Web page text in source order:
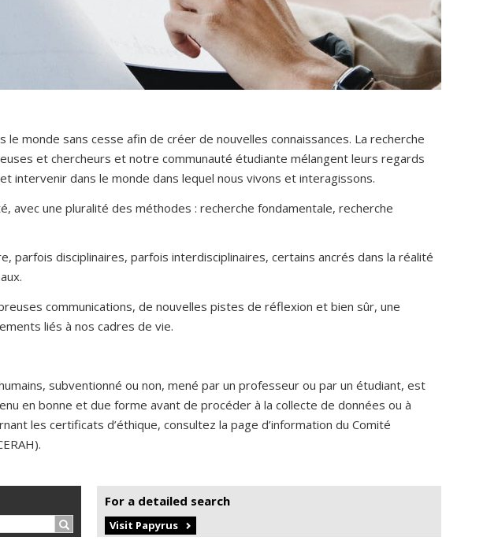
le monde sans cesse afin de créer de nouvelles connaissances. La recherche
et chercheurs et notre communauté étudiante mélangent leurs regards
intervenir dans le monde dans lequel nous vivons et interagissons.
avec une pluralité des méthodes : recherche fondamentale, recherche
parfois disciplinaires, parfois interdisciplinaires, certains ancrés dans la réalité
communications, de nouvelles pistes de réflexion et bien sûr, une
liés à nos cadres de vie.
subventionné ou non, mené par un professeur ou par un étudiant, est
en bonne et due forme avant de procéder à la collecte de données ou à
les certificats d’éthique, consultez la page d’information du Comité
Search…
For a detailed search
Visit Papyrus